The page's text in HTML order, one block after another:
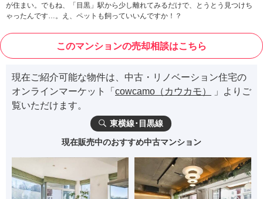
が住まい。でもね、「目黒」駅から少し離れてみるだけで、とうとう見つけち
ゃったんです…。え、ペットも飼っていいんですか！？
このマンションの売却相談はこちら
現在ご紹介可能な物件は、中古・リノベーション住宅の
オンラインマーケット「 cowcamo（カウカモ）
」よりご
覧いただけます。
東横線･目黒線
現在販売中のおすすめ中古マンション